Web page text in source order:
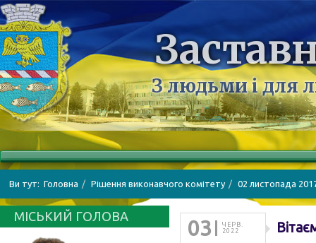
З людьми і для
Ви тут: Головна Рішення виконавчого комітету 02 листопада
МІСЬКИЙ ГОЛОВА 03
ЧЕРВ.
2022